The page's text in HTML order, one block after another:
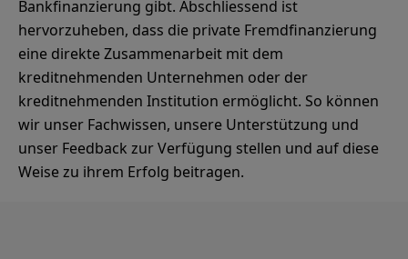
Bankfinanzierung gibt. Abschliessend ist
hervorzuheben, dass die private Fremdfinanzierung
eine direkte Zusammenarbeit mit dem
kreditnehmenden Unternehmen oder der
kreditnehmenden Institution ermöglicht. So können
wir unser Fachwissen, unsere Unterstützung und
unser Feedback zur Verfügung stellen und auf diese
Weise zu ihrem Erfolg beitragen.